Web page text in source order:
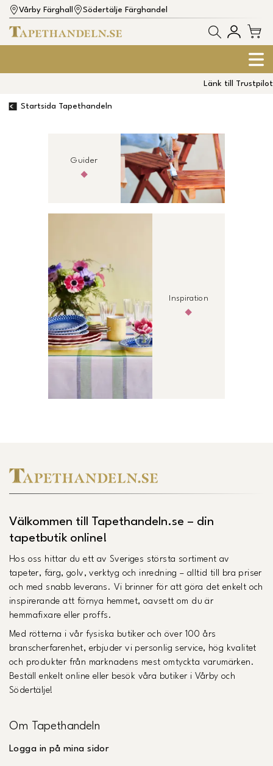
Vårby Färghall Södertälje Färghandel
Länk till Trustpilot
Startsida Tapethandeln
Guider
Inspiration
Välkommen till Tapethandeln.se – din
tapetbutik online!
Hos oss hittar du ett av Sveriges största sortiment av
tapeter, färg, golv, verktyg och inredning – alltid till bra priser
och med snabb leverans. Vi brinner för att göra det enkelt och
inspirerande att förnya hemmet, oavsett om du är
hemmafixare eller proffs.
Med rötterna i vår fysiska butiker och över 100 års
branscherfarenhet, erbjuder vi personlig service, hög kvalitet
och produkter från marknadens mest omtyckta varumärken.
Beställ enkelt online eller besök våra butiker i Vårby och
Södertälje!
Om Tapethandeln
Logga in på mina sidor